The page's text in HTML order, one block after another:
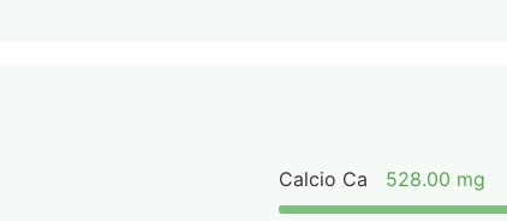
Calcio Ca 528.00 mg